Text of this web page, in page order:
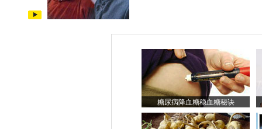
糖尿病降血糖稳血糖秘诀